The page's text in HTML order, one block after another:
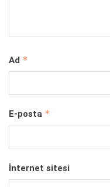
Ad *
E-posta *
İnternet sitesi